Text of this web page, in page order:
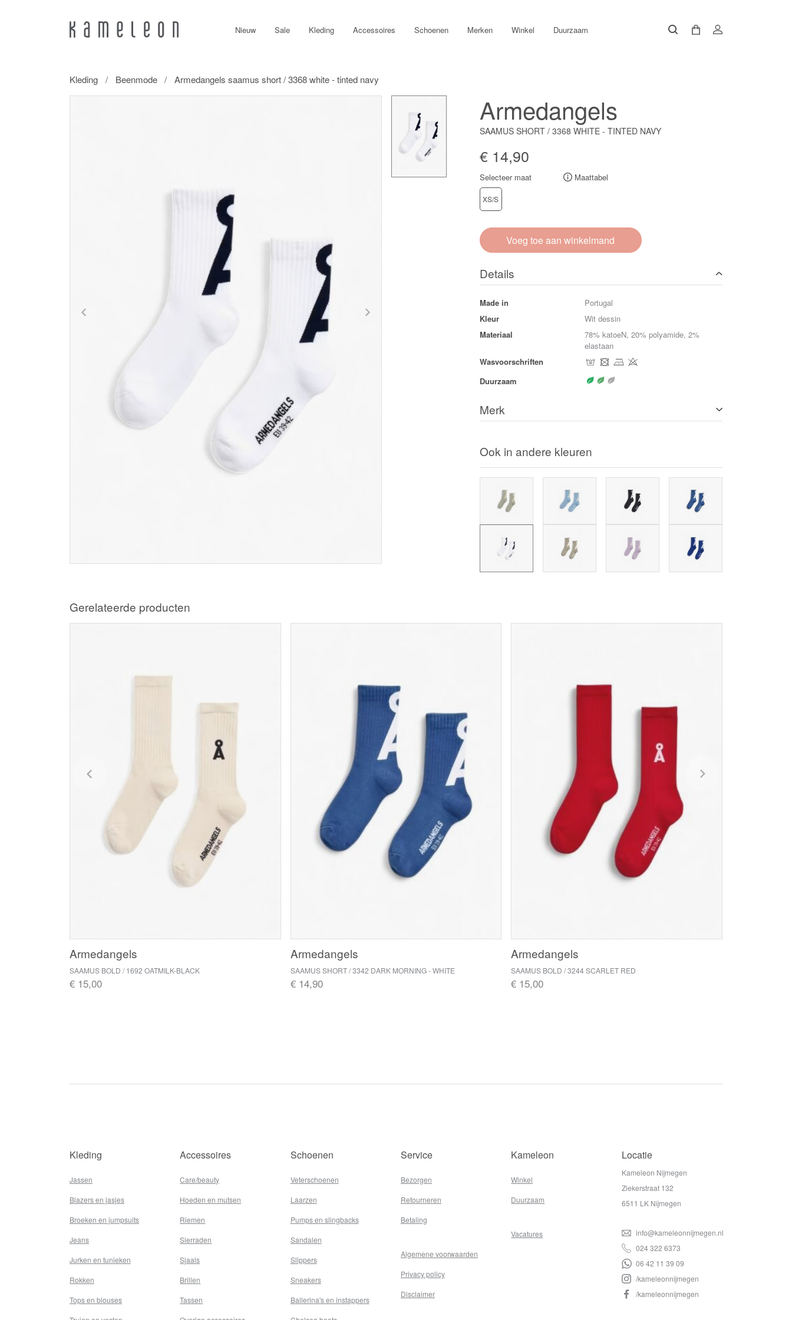
Nieuw Sale Kleding Accessoires Schoenen Merken Winkel Duurzaam
Kleding Beenmode Armedangels saamus short / 3368 white - tinted navy
Armedangels
SAAMUS SHORT / 3368 WHITE - TINTED NAVY
€ 14,90
Selecteer maat Maattabel
XS/S
Voeg toe aan winkelmand
Details
Made in
Portugal
Kleur
Wit dessin
Materiaal
78% katoeN, 20% polyamide, 2%
elastaan
Wasvoorschriften
Duurzaam
Merk
Ook in andere kleuren
Gerelateerde producten
Armedangels
SAAMUS BOLD / 1692 OATMILK-BLACK
€ 15,00
Armedangels
SAAMUS SHORT / 3342 DARK MORNING - WHITE
€ 14,90
Armedangels
SAAMUS BOLD / 3244 SCARLET RED
€ 15,00
Kleding
Jassen
Blazers en jasjes
Broeken en jumpsuits
Jeans
Jurken en tunieken
Rokken
Tops en blouses
Accessoires
Care/beauty
Hoeden en mutsen
Riemen
Sierraden
Sjaals
Brillen
Tassen
Schoenen
Veterschoenen
Laarzen
Pumps en slingbacks
Sandalen
Slippers
Sneakers
Ballerina's en instappers
Service
Bezorgen
Retourneren
Betaling
Algemene voorwaarden
Privacy policy
Disclaimer
Kameleon
Winkel
Duurzaam
Vacatures
Locatie
Kameleon Nijmegen
Ziekerstraat 132
6511 LK Nijmegen
info@kameleonnijmegen.nl
024 322 6373
06 42 11 39 09
/kameleonnijmegen
/kameleonnijmegen